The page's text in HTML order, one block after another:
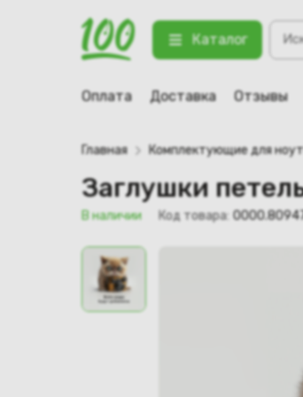
Каталог
Оплата Доставка Отзывы
Заглушки петель
123 В наличии
Главная Комплектующие для
Заглушки
В наличии Код товара: